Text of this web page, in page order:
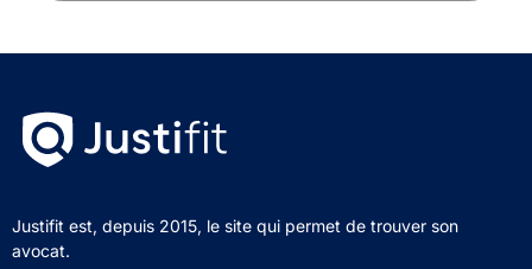
Justifit est, depuis 2015, le site qui permet de trouver son
avocat.